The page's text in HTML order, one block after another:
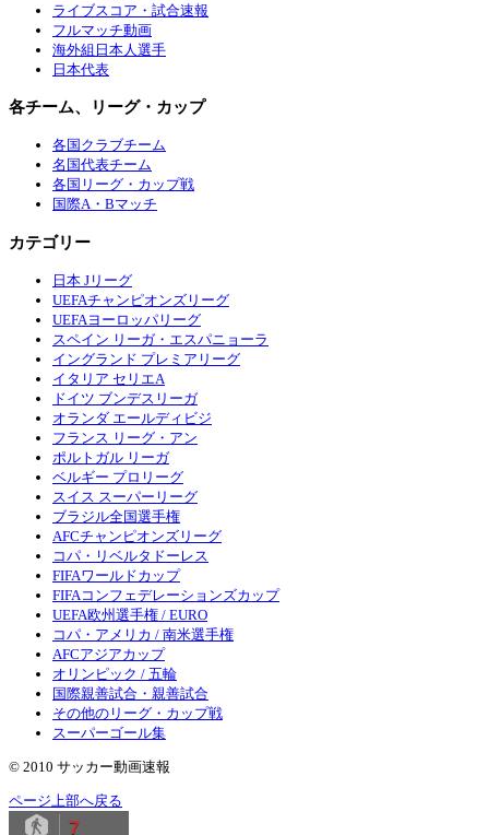
ライブスコア・試合速報
フルマッチ動画
海外組日本人選手
日本代表
各チーム、リーグ・カップ
各国クラブチーム
名国代表チーム
各国リーグ・カップ戦
国際A・Bマッチ
カテゴリー
日本 Jリーグ
UEFAチャンピオンズリーグ
UEFAヨーロッパリーグ
スペイン リーガ・エスパニョーラ
イングランド プレミアリーグ
イタリア セリエA
ドイツ ブンデスリーガ
オランダ エールディビジ
フランス リーグ・アン
ポルトガル リーガ
ベルギー プロリーグ
スイス スーパーリーグ
ブラジル全国選手権
AFCチャンピオンズリーグ
コパ・リベルタドーレス
FIFAワールドカップ
FIFAコンフェデレーションズカップ
UEFA欧州選手権 / EURO
コパ・アメリカ / 南米選手権
AFCアジアカップ
オリンピック / 五輪
国際親善試合・親善試合
その他のリーグ・カップ戦
スーパーゴール集
© 2010 サッカー動画速報
ページ上部へ戻る
7